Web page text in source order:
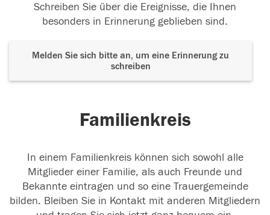
Schreiben Sie über die Ereignisse, die Ihnen
besonders in Erinnerung geblieben sind.
Melden Sie sich bitte an, um eine Erinnerung zu
schreiben
Familienkreis
In einem Familienkreis können sich sowohl alle
Mitglieder einer Familie, als auch Freunde und
Bekannte eintragen und so eine Trauergemeinde
bilden. Bleiben Sie in Kontakt mit anderen Mitgliedern